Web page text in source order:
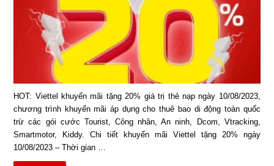
HOT: Viettel khuyến mãi tặng 20% giá trị thẻ nạp ngày 10/08/2023,
chương trình khuyến mãi áp dụng cho thuê bao di động toàn quốc
trừ các gói cước Tourist, Công nhân, An ninh, Dcom, Vtracking,
Smartmotor, Kiddy. Chi tiết khuyến mãi Viettel tặng 20% ngày
10/08/2023 – Thời gian …